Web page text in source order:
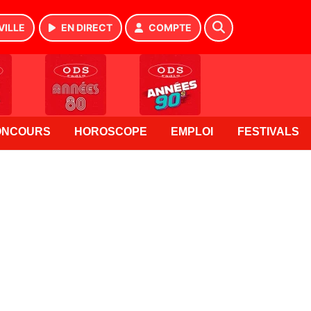
EN DIRECT COMPTE
HOROSCOPE EMPLOI FESTIVALS